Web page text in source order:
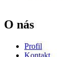
O nás
Profil